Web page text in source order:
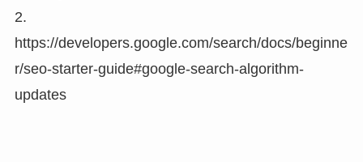
2.
https://developers.google.com/search/docs/beginne
r/seo-starter-guide#google-search-algorithm-
updates